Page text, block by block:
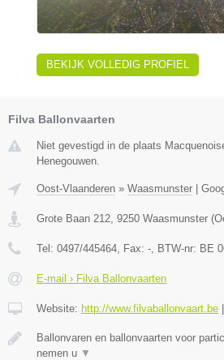
BEKIJK VOLLEDIG PROFIEL
Filva Ballonvaarten
Niet gevestigd in de plaats
Henegouwen.
Oost-Vlaanderen » Waasmunster |
Grote Baan 212 9250 Waasmunster (
Tel: 0497/445464 , Fax: - , BTW-nr: BE
E-mail › Filva Ballonvaarten
Website: http://www.filvaballonvaart.be |
Ballonvaren en ballonvaarten voor
nemen u ▼